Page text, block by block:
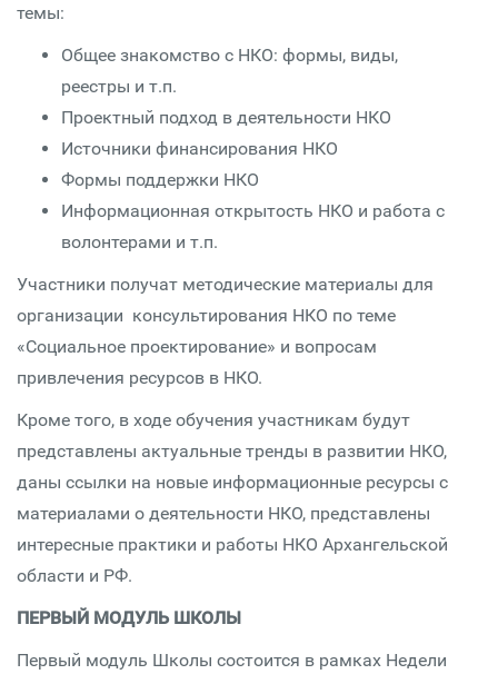
темы:
Общее знакомство с НКО: формы, виды,
реестры и т.п.
Проектный подход в деятельности НКО
Источники финансирования НКО
Формы поддержки НКО
Информационная открытость НКО и работа с
волонтерами и т.п.
Участники получат методические материалы для
организации консультирования НКО по теме
«Социальное проектирование» и вопросам
привлечения ресурсов в НКО.
Кроме того, в ходе обучения участникам будут
представлены актуальные тренды в развитии НКО,
даны ссылки на новые информационные ресурсы с
материалами о деятельности НКО, представлены
интересные практики и работы НКО Архангельской
области и РФ.
ПЕРВЫЙ МОДУЛЬ ШКОЛЫ
Первый модуль Школы состоится в рамках Недели